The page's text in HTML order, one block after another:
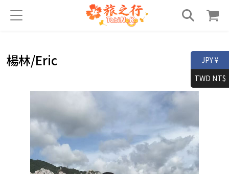
楊林/Eric
JPY ¥
TWD NT$